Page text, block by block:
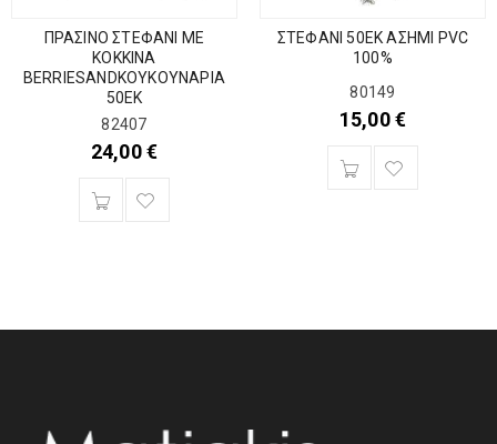
ΠΡΑΣΙΝΟ ΣΤΕΦΑΝΙ ΜΕ
ΚΟΚΚΙΝΑ
BERRIESANDΚΟΥΚΟΥΝΑΡΙΑ
50ΕΚ
82407
24,00€
ΣΤΕΦΑΝΙ 50ΕΚ ΑΣΗΜΙ PVC
100%
80149
15,00€